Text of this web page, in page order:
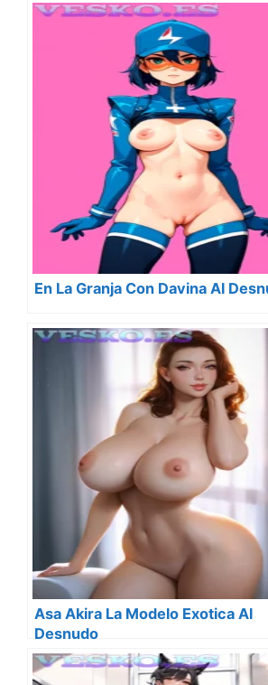
En La Granja Con Davina Al
Asa Akira La Modelo Exotica Al
Desnudo